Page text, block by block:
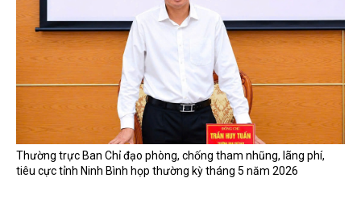
Thường trực Ban Chỉ đạo phòng, chống tham nhũng, lãng phí,
tiêu cực tỉnh Ninh Bình họp thường kỳ tháng 5 năm 2026